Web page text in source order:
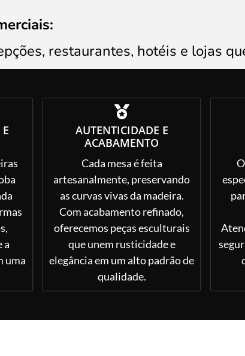
restaurantes, hotéis e lojas
a
uma
AUTENTICIDADE E
ACABAMENTO
Cada mesa é feita
artesanalmente, preservando
as curvas vivas da madeira.
Com acabamento refinado,
oferecemos peças esculturais
que unem rusticidade e
elegância em um alto padrão de
qualidade.